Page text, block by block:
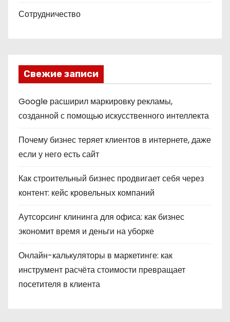
Сотрудничество
Свежие записи
Google расширил маркировку рекламы,
созданной с помощью искусственного интеллекта
Почему бизнес теряет клиентов в интернете, даже
если у него есть сайт
Как строительный бизнес продвигает себя через
контент: кейс кровельных компаний
Аутсорсинг клининга для офиса: как бизнес
экономит время и деньги на уборке
Онлайн-калькуляторы в маркетинге: как
инструмент расчёта стоимости превращает
посетителя в клиента